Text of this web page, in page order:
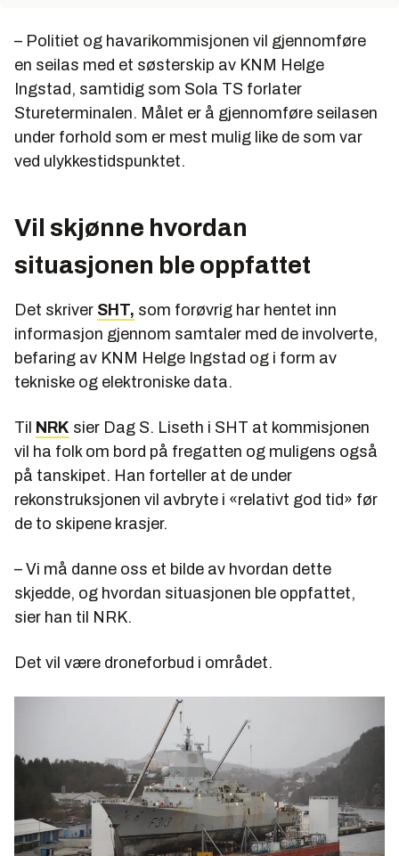
– Politiet og havarikommisjonen vil gjennomføre
en seilas med et søsterskip av KNM Helge
Ingstad, samtidig som Sola TS forlater
Stureterminalen. Målet er å gjennomføre seilasen
under forhold som er mest mulig like de som var
ved ulykkestidspunktet.
Vil skjønne hvordan
situasjonen ble oppfattet
Det skriver SHT, som forøvrig har hentet inn
informasjon gjennom samtaler med de involverte,
befaring av KNM Helge Ingstad og i form av
tekniske og elektroniske data.
Til NRK sier Dag S. Liseth i SHT at kommisjonen
vil ha folk om bord på fregatten og muligens også
på tanskipet. Han forteller at de under
rekonstruksjonen vil avbryte i «relativt god tid» før
de to skipene krasjer.
– Vi må danne oss et bilde av hvordan dette
skjedde, og hvordan situasjonen ble oppfattet,
sier han til NRK.
Det vil være droneforbud i området.